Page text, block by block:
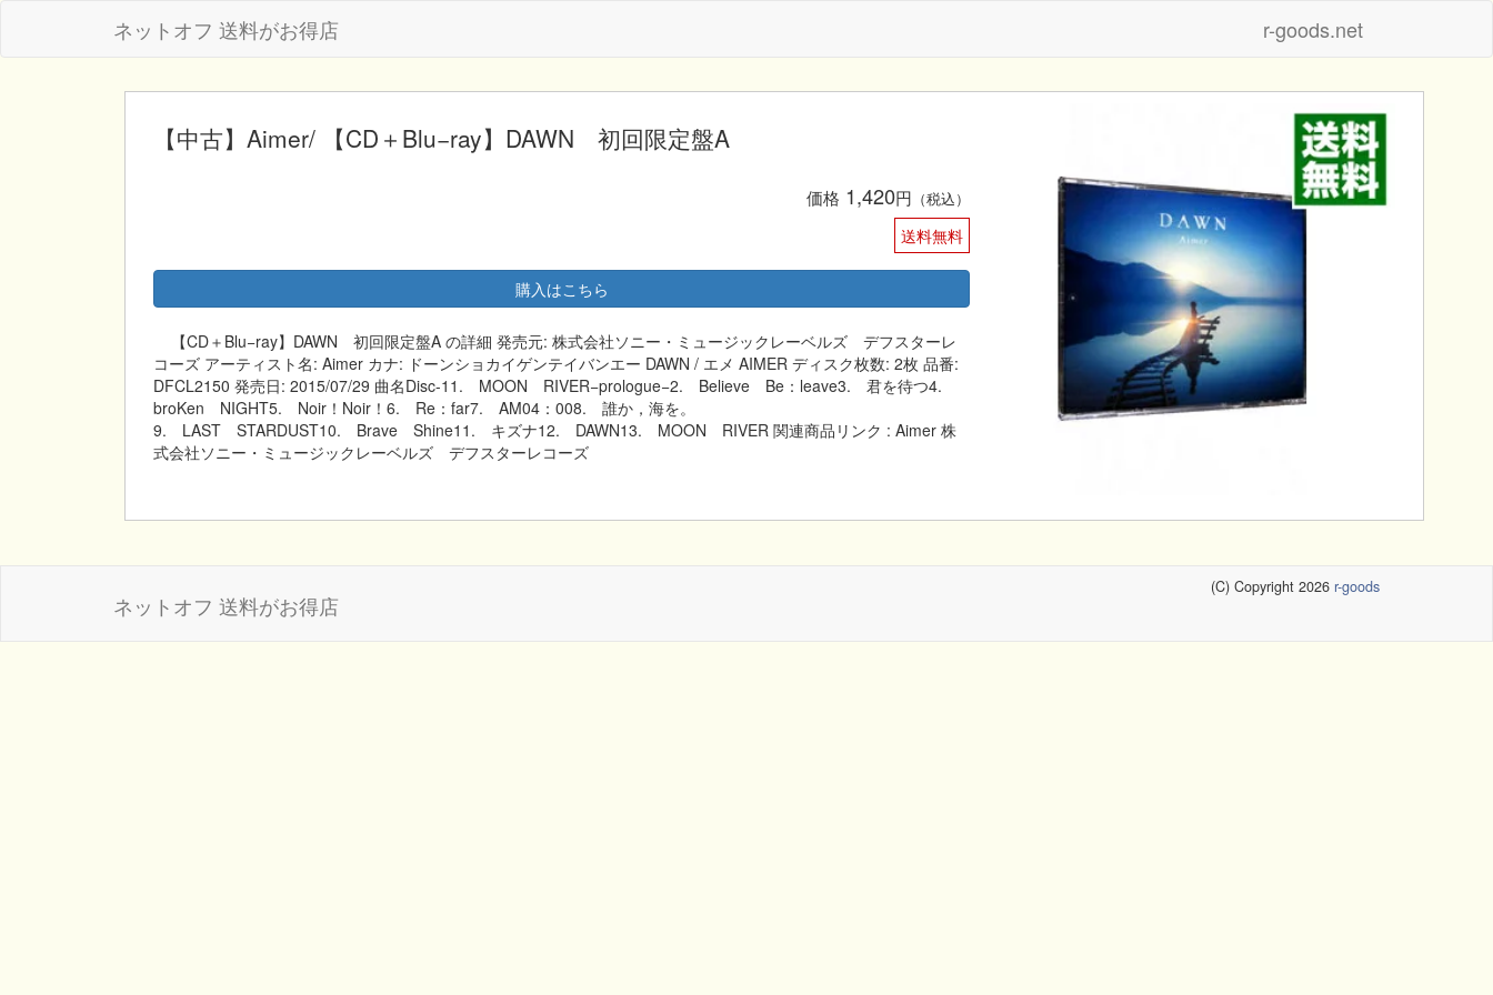
ネットオフ 送料がお得店 r-goods.net
【中古】Aimer/ 【CD＋Blu−ray】DAWN 初回限定盤A
価格 1,420円 （税込）
送料無料
購入はこちら
【CD＋Blu−ray】DAWN 初回限定盤A の詳細 発売元: 株式会社ソニー・ミュージックレーベルズ デフスターレ
コーズ アーティスト名: Aimer カナ: ドーンショカイゲンテイバンエー DAWN / エメ AIMER ディスク枚数: 2枚 品番:
DFCL2150 発売日: 2015/07/29 曲名Disc-11. MOON RIVER−prologue−2. Believe Be：leave3. 君を待つ4.
broKen NIGHT5. Noir！Noir！6. Re：far7. AM04：008. 誰か，海を。
9. LAST STARDUST10. Brave Shine11. キズナ12. DAWN13. MOON RIVER 関連商品リンク : Aimer 株
式会社ソニー・ミュージックレーベルズ デフスターレコーズ
ネットオフ 送料がお得店
(C) Copyright 2026 r-goods